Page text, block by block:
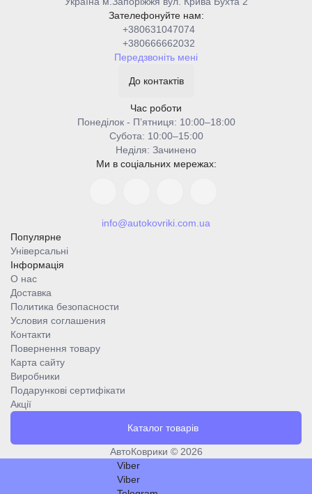
Зателефонуйте нам:
+380631047074
+380666662032
Передзвоніть мені
До контактів
Час роботи
Понеділок - Пʼятниця: 10:00–18:00
Cубота: 10:00–15:00
Неділя: Зачинено
Ми в соціальних мережах:
info@autokovriki.com.ua
Популярне
Універсальні
Інформація
О нас
Доставка
Политика безопасности
Условия соглашения
Контакти
Повернення товару
Карта сайту
Виробники
Подарункові сертифікати
Акції
Каталог товарів
АвтоКоврики © 2026
Viber
Viber